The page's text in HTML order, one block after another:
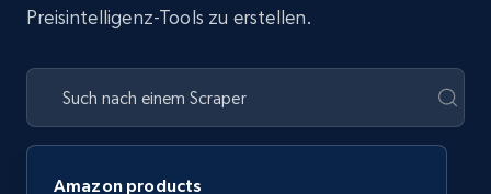
Preisintelligenz-Tools zu erstellen.
Amazon products